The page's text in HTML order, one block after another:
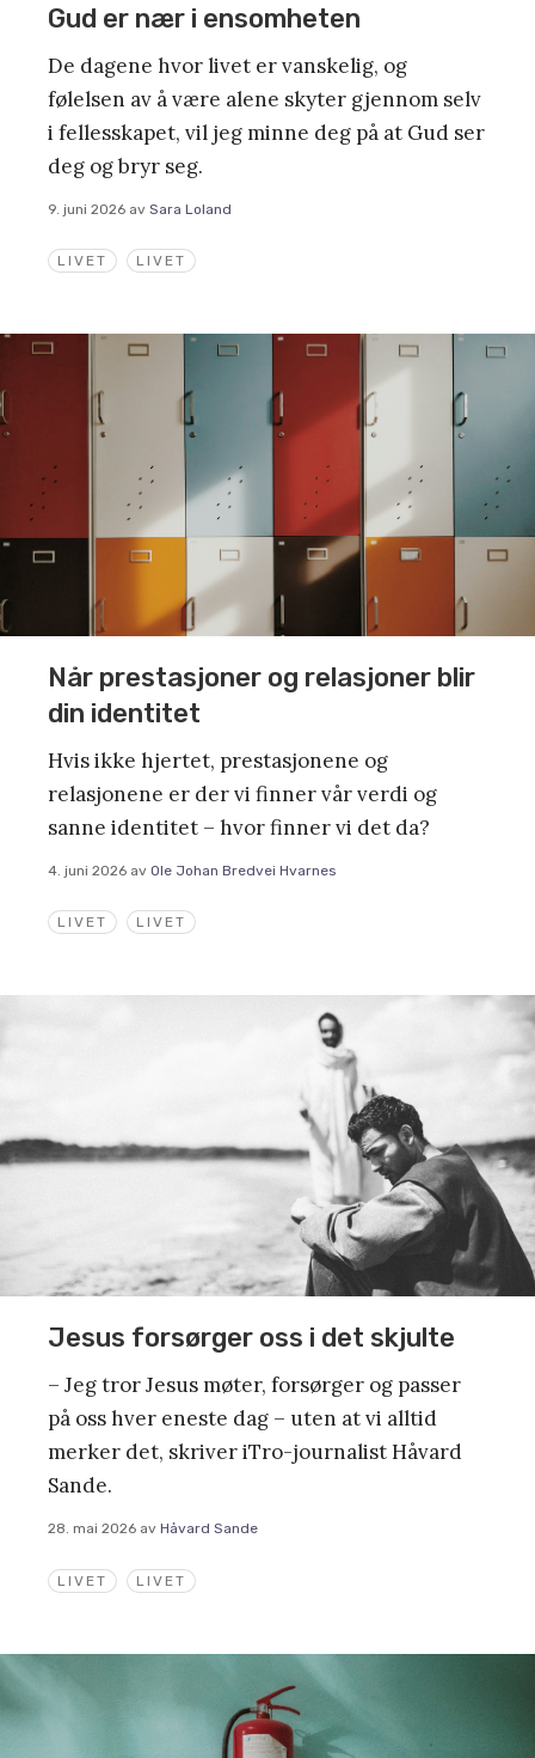
LIVET LIVET
Gud er nær i ensomheten
De dagene hvor livet er vanskelig, og
følelsen av å være alene skyter gjennom selv
i fellesskapet, vil jeg minne deg på at Gud ser
deg og bryr seg.
9. juni 2026 av Sara Loland
LIVET LIVET
Når prestasjoner og relasjoner blir
din identitet
Hvis ikke hjertet, prestasjonene og
relasjonene er der vi finner vår verdi og
sanne identitet – hvor finner vi det da?
4. juni 2026 av Ole Johan Bredvei Hvarnes
LIVET LIVET
Jesus forsørger oss i det skjulte
– Jeg tror Jesus møter, forsørger og passer
på oss hver eneste dag – uten at vi alltid
merker det, skriver iTro-journalist Håvard
Sande.
28. mai 2026 av Håvard Sande